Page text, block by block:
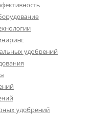
удобрений
удобрений